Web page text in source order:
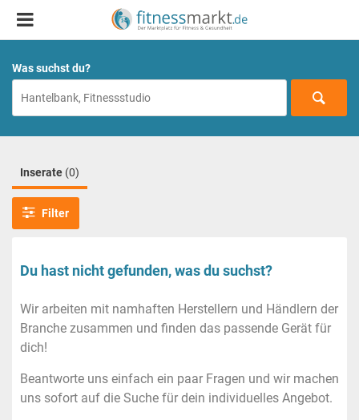
Was suchst du?
Inserate (0)
Filter
Du hast nicht gefunden, was du suchst?
Wir arbeiten mit namhaften Herstellern und Händlern der
Branche zusammen und finden das passende Gerät für
dich!
Beantworte uns einfach ein paar Fragen und wir machen
uns sofort auf die Suche für dein individuelles Angebot.